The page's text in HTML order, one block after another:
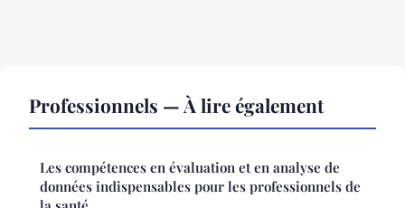
Professionnels — À lire également
Les compétences en évaluation et en analyse de
données indispensables pour les professionnels de